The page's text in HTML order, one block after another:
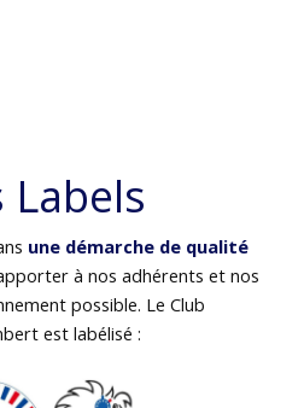
Labels
une démarche de qualité
à nos adhérents et nos
possible. Le Club
est labélisé :